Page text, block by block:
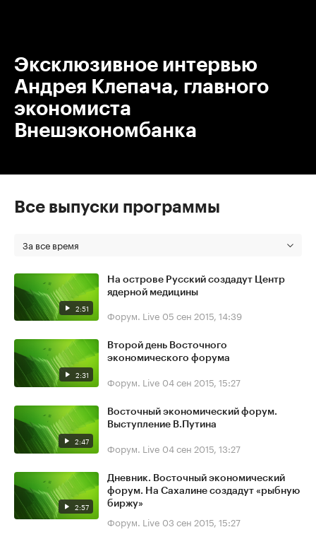
Эксклюзивное интервью
Андрея Клепача, главного
экономиста
Внешэкономбанка
Все выпуски программы
За все время
2:51
На острове Русский создадут Центр
ядерной медицины
Форум. Live 05 сен 2015, 14:39
2:31
Второй день Восточного
экономического форума
Форум. Live 04 сен 2015, 15:27
2:47
Восточный экономический форум.
Выступление В.Путина
Форум. Live 04 сен 2015, 13:27
2:57
Дневник. Восточный экономический
форум. На Сахалине создадут «рыбную
биржу»
Форум. Live 03 сен 2015, 15:27